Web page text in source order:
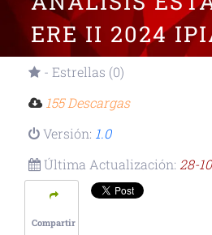
ERE II 2024
- Estrellas (0)
155 Descargas
Versión: 1.0
Última Actualización: 28-
Compartir